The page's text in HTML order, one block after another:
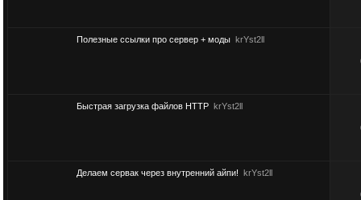
Полезные ссылки про сервер + моды krYst2ll
Быстрая загрузка файлов HTTP krYst2ll
Делаем сервак через внутренний айпи! krYst2ll